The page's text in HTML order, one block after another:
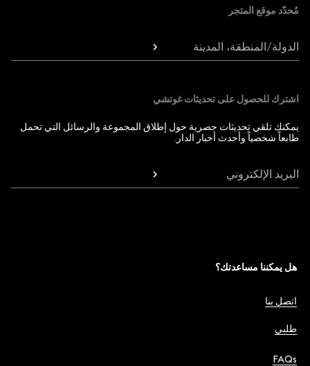
مُحدّد موقع المتجر
الدولة/المنطقة، المدينة
اشترك للحصول على تحديثات غوتشي
يمكنك تلقي تحديثات حصرية حول إطلاق المجموعة والرسائل التي تحمل
طابعاً شخصياً وأحدث أخبار الدار.
البريد الإلكتروني
هل يمكننا مساعدتك؟
اتصل بنا
طلبي
FAQs